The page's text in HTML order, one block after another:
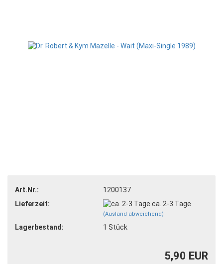
Art.Nr.:
1200137
Lieferzeit:
ca. 2-3 Tage
(Ausland abweichend)
Lagerbestand: 1 Stück
5,90 EUR